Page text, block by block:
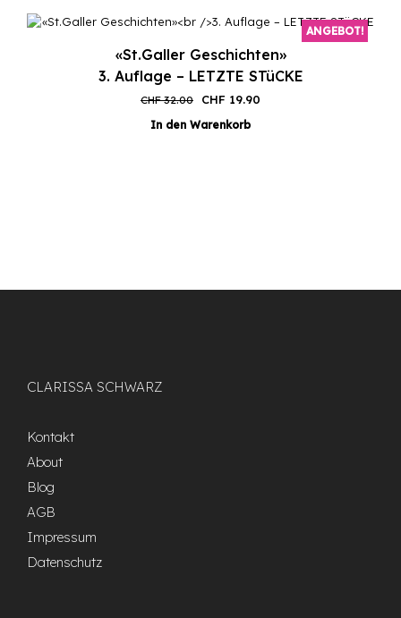
ANGEBOT!
«St.Galler Geschichten»
3. Auflage – LETZTE STüCKE
CHF32.00
Ursprünglicher
war:
CHF 19.90
In den Warenkorb
CLARISSA SCHWARZ
Kontakt
About
Blog
AGB
Impressum
Datenschutz